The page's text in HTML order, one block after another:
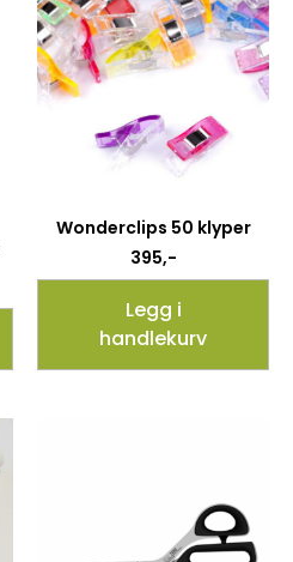
Wonderclips 50 klyper
395,-
Legg i
handlekurv